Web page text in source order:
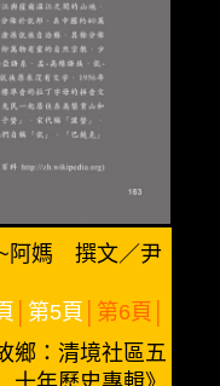
阿媽 撰文／尹
第5頁 │第6頁│
鄉：清境社區五